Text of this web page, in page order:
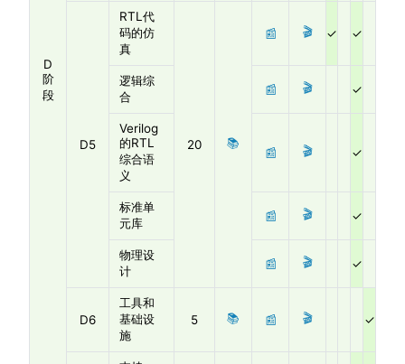
D
阶
段
D5
RTL代
码的仿
真
20 📚
📰 🎬
逻辑综
合
📰 🎬
Verilog
的RTL
综合语
义
📰 🎬
标准单
元库
📰 🎬
物理设
计
📰 🎬
D6
工具和
基础设
施
5 📚 📰 🎬